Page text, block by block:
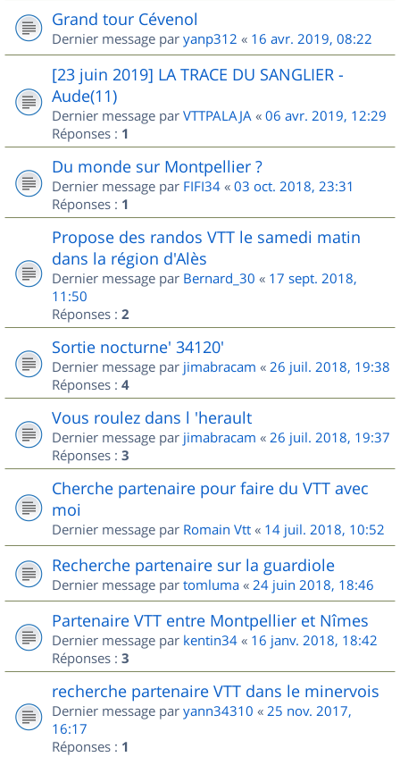
Grand tour Cévenol
Dernier message par yanp312 « 16 avr. 2019, 08:22
[23 juin 2019] LA TRACE DU SANGLIER -
Aude(11)
Dernier message par VTTPALAJA « 06 avr. 2019, 12:29
Réponses : 1
Du monde sur Montpellier ?
Dernier message par FIFI34 « 03 oct. 2018, 23:31
Réponses : 1
Propose des randos VTT le samedi matin
dans la région d'Alès
Dernier message par Bernard_30 « 17 sept. 2018,
11:50
Réponses : 2
Sortie nocturne' 34120'
Dernier message par jimabracam « 26 juil. 2018, 19:38
Réponses : 4
Vous roulez dans l 'herault
Dernier message par jimabracam « 26 juil. 2018, 19:37
Réponses : 3
Cherche partenaire pour faire du VTT avec
moi
Dernier message par Romain Vtt « 14 juil. 2018, 10:52
Recherche partenaire sur la guardiole
Dernier message par tomluma « 24 juin 2018, 18:46
Partenaire VTT entre Montpellier et Nîmes
Dernier message par kentin34 « 16 janv. 2018, 18:42
Réponses : 3
recherche partenaire VTT dans le minervois
Dernier message par yann34310 « 25 nov. 2017,
16:17
Réponses : 1